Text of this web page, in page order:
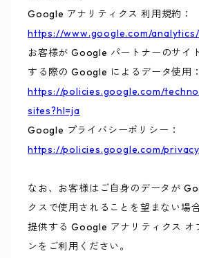
Google アナリティクス 利用規約：
https://www.google.com/
お客様が Google パートナーのサイ
する際の Google によるデータ使用：
https://policies.google.com/
sites?hl=ja
Google プライバシーポリシー：
https://policies.google.com/
なお、お客様はご自身のデータが
クスで使用されることを望まない場
提供する Google アナリティクス オ
ンをご利用ください。